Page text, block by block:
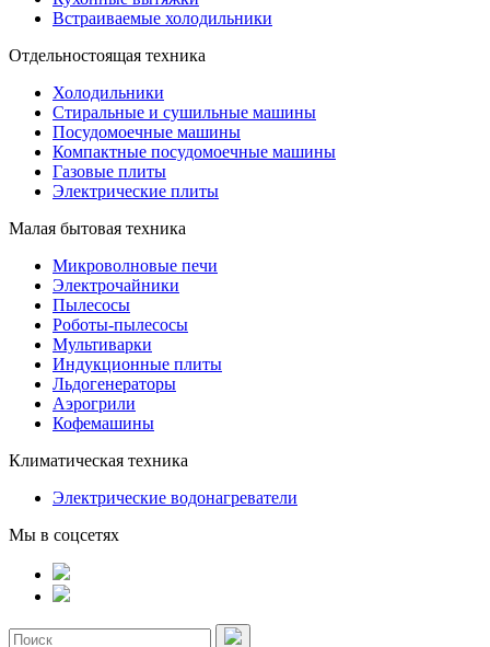
Встраиваемые холодильники
Отдельностоящая техника
Холодильники
Стиральные и сушильные машины
Посудомоечные машины
Компактные посудомоечные машины
Газовые плиты
Электрические плиты
Малая бытовая техника
Микроволновые печи
Электрочайники
Пылесосы
Роботы-пылесосы
Мультиварки
Индукционные плиты
Льдогенераторы
Аэрогрили
Кофемашины
Климатическая техника
Электрические водонагреватели
Мы в соцсетях